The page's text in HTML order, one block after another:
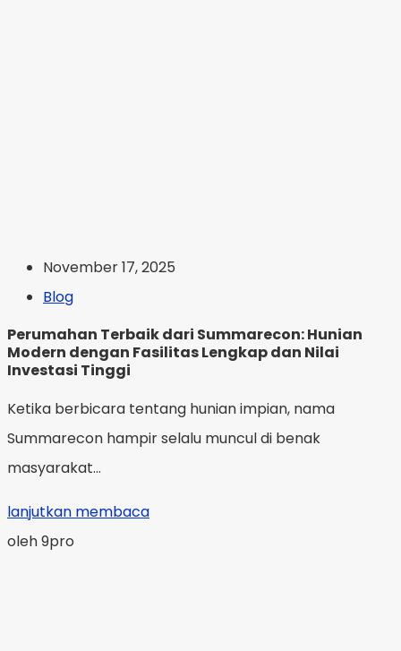
November 17, 2025
Blog
Perumahan Terbaik dari Summarecon: Hunian
Modern dengan Fasilitas Lengkap dan Nilai
Investasi Tinggi
Ketika berbicara tentang hunian impian, nama
Summarecon hampir selalu muncul di benak
masyarakat...
lanjutkan membaca
oleh 9pro